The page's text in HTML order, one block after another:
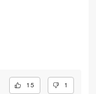
15 1